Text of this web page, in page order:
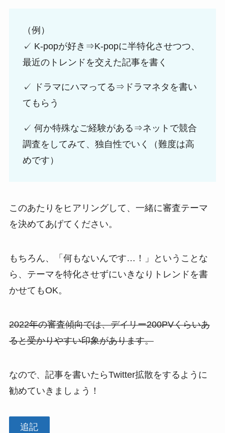
（例）
✓ K-popが好き⇒K-popに半特化させつつ、
最近のトレンドを交えた記事を書く
✓ ドラマにハマってる⇒ドラマネタを書い
てもらう
✓ 何か特殊なご経験がある⇒ネットで競合
調査をしてみて、独自性でいく（難度は高
めです）
このあたりをヒアリングして、一緒に審査テーマ
を決めてあげてください。
もちろん、「何もないんです…！」ということな
ら、テーマを特化させずにいきなりトレンドを書
かせてもOK。
2022年の審査傾向では、デイリー200PVくらいあ
ると受かりやすい印象があります。
なので、記事を書いたらTwitter拡散をするように
勧めていきましょう！
追記